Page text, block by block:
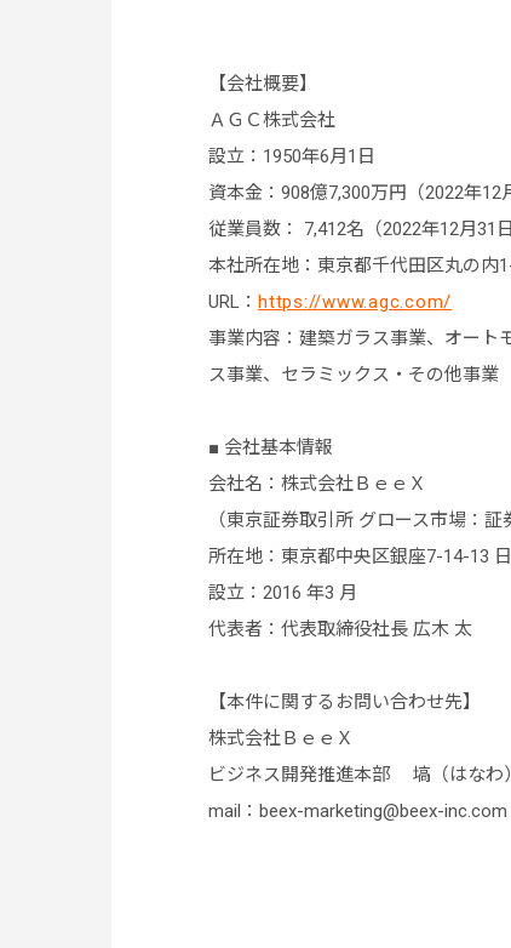
【会社概要】
ＡＧＣ株式会社
設立：1950年6月1日
資本金：908億7,300万円（2022年12
従業員数： 7,412名（2022年12月31日
本社所在地：東京都千代田区丸の内
URL： https://www.agc.com/
事業内容：建築ガラス事業、オート
ス事業、セラミックス・その他事業
■ 会社基本情報
会社名：株式会社ＢｅｅＸ
（東京証券取引所 グロース市場：証
所在地：東京都中央区銀座7-14-13
設立：2016 年3 月
代表者：代表取締役社長 広木 太
【本件に関するお問い合わせ先】
株式会社ＢｅｅＸ
ビジネス開発推進本部 塙（はなわ）
mail：beex-marketing@beex-inc.com